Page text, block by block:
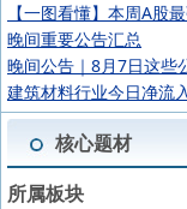
【一图看懂】本周A股
晚间重要公告汇总
晚间公告｜8月7日这些
建筑材料行业今日净流
核心题材
所属板块